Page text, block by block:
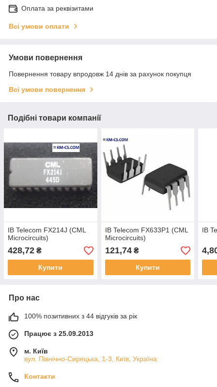
Оплата за реквізитами
Всі умови оплати
Умови повернення
Повернення товару впродовж 14 днів за рахунок покупця
Всі умови повернення
Подібні товари компанії
ІВ Telecom FX214J (CML
Microcircuits)
428,72 ₴
Купити
ІВ Telecom FX633P1 (CML
Microcircuits)
121,74₴
Купити
ІВ
Про нас
100% позитивних з 44 відгуків за рік
Працює з 25.09.2013
м. Київ
вул. Північно-Сирецька, 1-3, Київ, Україна
Контакти